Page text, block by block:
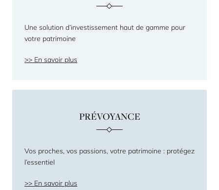
Une solution d’investissement haut de gamme pour
votre patrimoine
En savoir plus
PRÉVOYANCE
Vos proches, vos passions, votre patrimoine : protégez
l’essentiel
En savoir plus